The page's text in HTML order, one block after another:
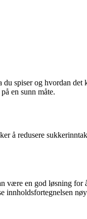
spiser og hvordan det
en sunn måte.
å redusere
en god løsning for